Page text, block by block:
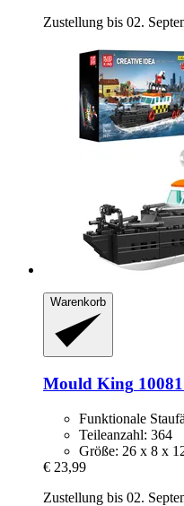
Zustellung bis 02.
Warenkorb
Mould King
Funktionale
Teileanzahl: 364
Größe: 26 x 8 x
€ 23,99
Zustellung bis 02.